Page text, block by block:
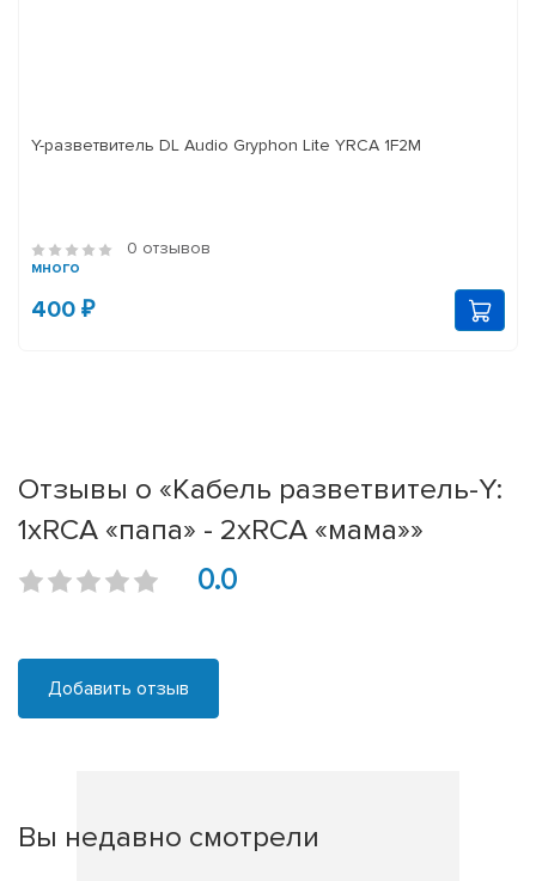
Y-разветвитель DL Audio Gryphon Lite YRCA 1F2M
0 отзывов
много
400 ₽
Отзывы о «Кабель разветвитель-Y:
1хRCA «папа» - 2хRCA «мама»»
0.0
Добавить отзыв
Вы недавно смотрели